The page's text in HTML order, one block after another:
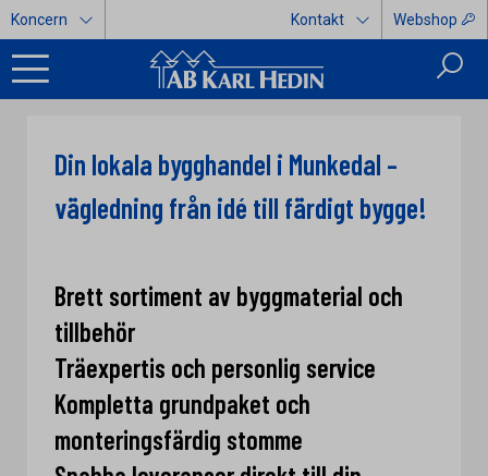
Koncern Kontakt Webshop
Din lokala bygghandel i Munkedal –
vägledning från idé till färdigt bygge!
Brett sortiment av byggmaterial och
tillbehör
Träexpertis och personlig service
Kompletta grundpaket och
monteringsfärdig stomme